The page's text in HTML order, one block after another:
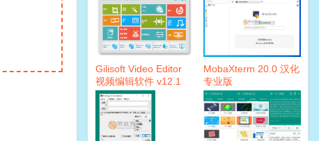
Gilisoft Video Editor
视频编辑软件 v12.1
绿色版
MobaXterm 20.0 汉化
专业版